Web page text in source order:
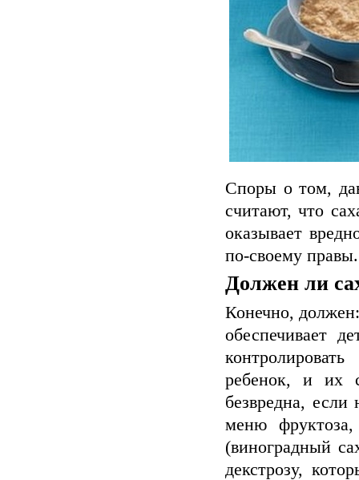
Споры о том,
считают, что
оказывает
по-своему
Должен ли
Конечно,
обеспечивает
ребенок, и их
безвредна,
меню
(виноградный
декстрозу,